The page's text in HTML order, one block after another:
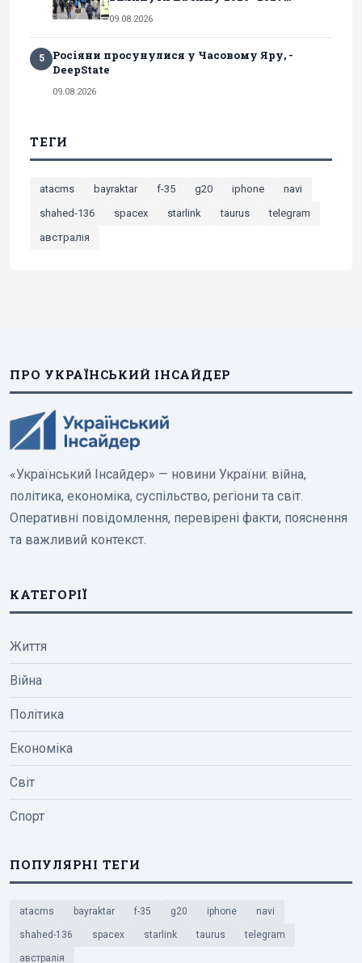
09.08.2026
5
Росіяни просунулися у Часовому Яру, -
DeepState
09.08.2026
ТЕГИ
atacms bayraktar f-35 g20 iphone
navi
shahed-136
spacex starlink taurus
telegram
австралія
ПРО УКРАЇНСЬКИЙ ІНСАЙДЕР
«Український Інсайдер» — новини України: війна,
політика, економіка, суспільство, регіони та світ.
Оперативні повідомлення, перевірені факти, пояснення
та важливий контекст.
КАТЕГОРІЇ
Життя
Війна
Політика
Економіка
Світ
Спорт
ПОПУЛЯРНІ ТЕГИ
atacms bayraktar f-35 g20 iphone navi
shahed-136 spacex starlink taurus telegram
австралія